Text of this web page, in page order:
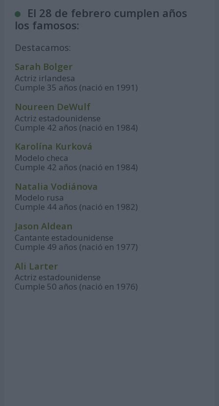
El 28 de febrero cumplen años
los famosos:
Destacamos:
Sarah Bolger
Actriz irlandesa
Cumple 35 años (nació en 1991)
Noureen DeWulf
Actriz estadounidense
Cumple 42 años (nació en 1984)
Karolína Kurková
Modelo checa
Cumple 42 años (nació en 1984)
Natalia Vodiánova
Modelo rusa
Cumple 44 años (nació en 1982)
Jason Aldean
Cantante estadounidense
Cumple 49 años (nació en 1977)
Ali Larter
Actriz estadounidense
Cumple 50 años (nació en 1976)